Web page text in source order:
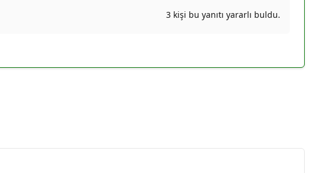
3 kişi bu yanıtı yararlı buldu.